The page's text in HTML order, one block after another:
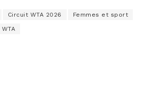
Circuit WTA 2026 Femmes et sport
WTA